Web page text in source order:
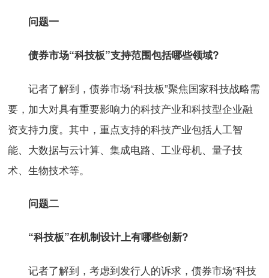
问题一
债券市场“科技板”支持范围包括哪些领域?
记者了解到，债券市场“科技板”聚焦国家科技战略需
要，加大对具有重要影响力的科技产业和科技型企业融
资支持力度。其中，重点支持的科技产业包括人工智
能、大数据与云计算、集成电路、工业母机、量子技
术、生物技术等。
问题二
“科技板”在机制设计上有哪些创新?
记者了解到，考虑到发行人的诉求，债券市场“科技